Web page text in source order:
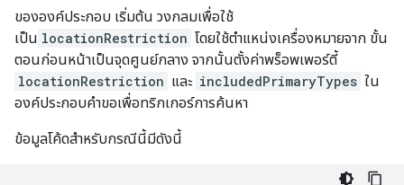
ขององค์ประกอบ เริ่มต้น วงกลมเพื่อใช้
เป็น locationRestriction โดยใช้ตำแหน่งเครื่องหมายจาก ขั้น
ตอนก่อนหน้าเป็นจุดศูนย์กลาง จากนั้นตั้งค่าพร็อพเพอร์ตี้
locationRestriction และ includedPrimaryTypes ใน
องค์ประกอบคำขอเพื่อทริกเกอร์การค้นหา
ข้อมูลโค้ดสำหรับกรณีนี้มีดังนี้